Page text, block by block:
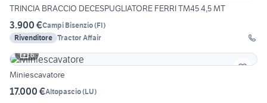
TRINCIA BRACCIO DECESPUGLIATORE FERRI TM45 4,5 MT
3.900 €Campi Bisenzio(FI)
Rivenditore Tractor Affair
6
Miniescavatore
17.000 €Altopascio(LU)